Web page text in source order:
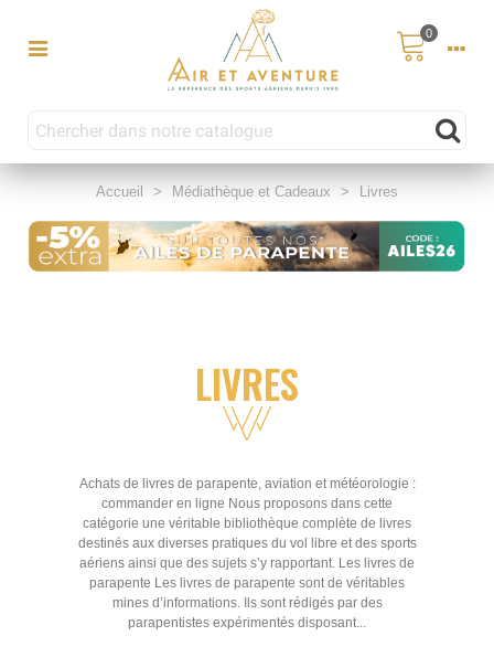
0
Accueil > Médiathèque et Cadeaux > Livres
LIVRES
Achats de livres de parapente, aviation et météorologie :
commander en ligne Nous proposons dans cette
catégorie une véritable bibliothèque complète de livres
destinés aux diverses pratiques du vol libre et des sports
aériens ainsi que des sujets s’y rapportant. Les livres de
parapente Les livres de parapente sont de véritables
mines d’informations. Ils sont rédigés par des
parapentistes expérimentés disposant...